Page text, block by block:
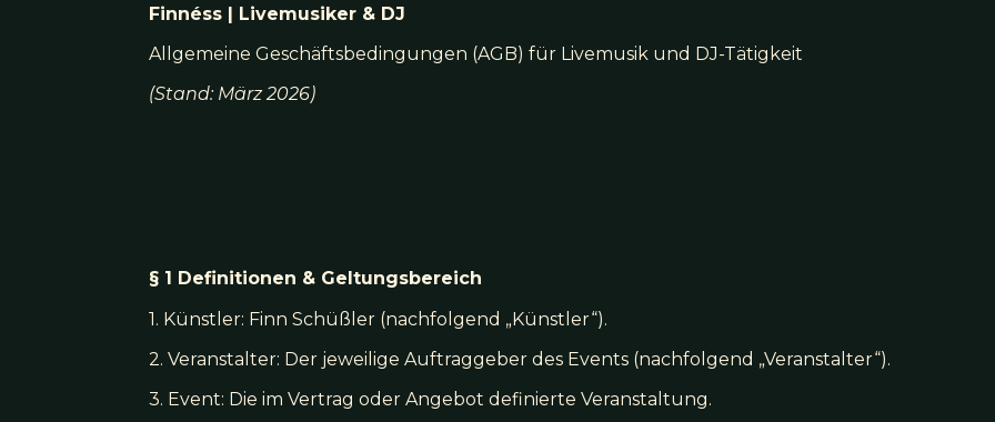
Finnéss | Livemusiker & DJ
Allgemeine Geschäftsbedingungen (AGB) für Livemusik und DJ-Tätigkeit
(Stand: März 2026)
§ 1 Definitionen & Geltungsbereich
1. Künstler: Finn Schüßler (nachfolgend „Künstler“).
2. Veranstalter: Der jeweilige Auftraggeber des Events (nachfolgend „Veranstalter“).
3. Event: Die im Vertrag oder Angebot definierte Veranstaltung.